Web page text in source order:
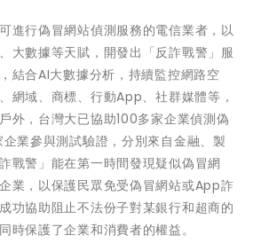
進行偽冒網站偵測服務的電信業者，以
大數據等天賦，開發出「反詐戰警」服
結合AI大數據分析，持續監控網路空
網域、商標、行動App、社群媒體等，
外，台灣大已協助100多家企業偵測偽
業參與測試驗證，分別來自金融、製
戰警」能在第一時間發現疑似偽冒網
業，以保護民眾免受偽冒網站或App詐
功協助阻止不法份子對某銀行和超商的
時保護了企業和消費者的權益。